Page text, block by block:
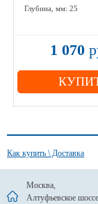
Глубина, мм: 25
1 070
Как купить \ Доставка
Москва,
Алтуфьевское шоссе